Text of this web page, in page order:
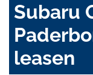
Subaru
leasen